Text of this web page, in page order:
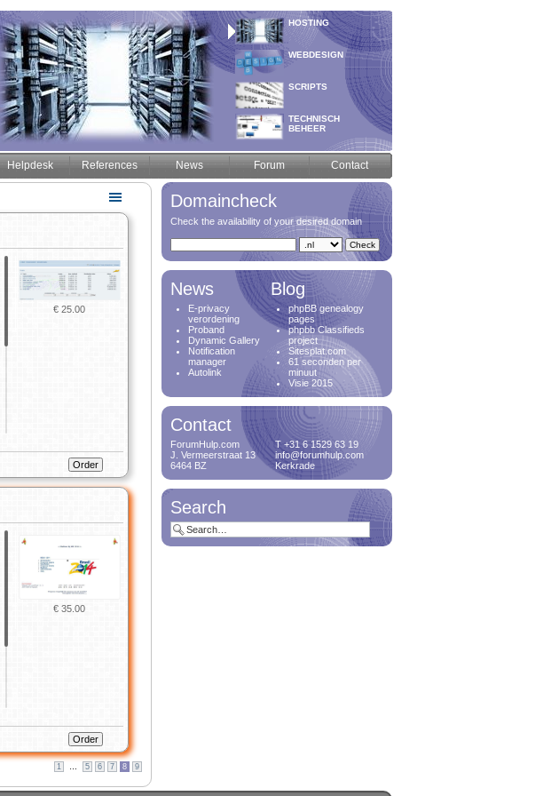
HOSTING
WEBDESIGN
SCRIPTS
TECHNISCH
BEHEER
Helpdesk References News Forum Contact
€ 25.00
€ 35.00
1 … 5 6 7 8 9
Domaincheck
Check the availability of your desired domain
News
E-privacy
verordening
Proband
Dynamic Gallery
Notification
manager
Autolink
Blog
phpBB genealogy
pages
phpbb Classifieds
project
Sitesplat.com
61 seconden per
minuut
Visie 2015
Contact
ForumHulp.com
T +31 6 1529 63 19
J. Vermeerstraat 13
info@forumhulp.com
6464 BZ
Kerkrade
Search